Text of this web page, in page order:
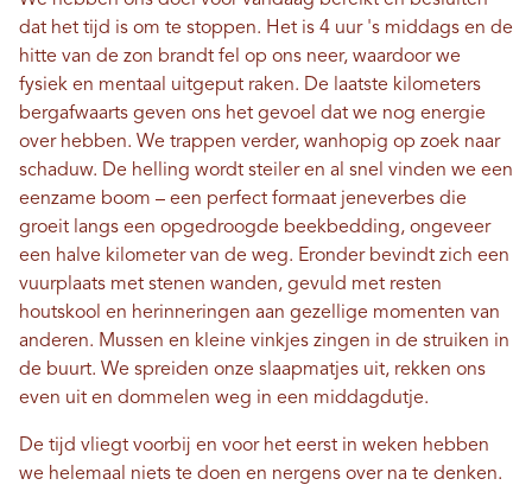
dat het tijd is om te stoppen. Het is 4 uur 's middags en de
hitte van de zon brandt fel op ons neer, waardoor we
fysiek en mentaal uitgeput raken. De laatste kilometers
bergafwaarts geven ons het gevoel dat we nog energie
over hebben. We trappen verder, wanhopig op zoek naar
schaduw. De helling wordt steiler en al snel vinden we een
eenzame boom – een perfect formaat jeneverbes die
groeit langs een opgedroogde beekbedding, ongeveer
een halve kilometer van de weg. Eronder bevindt zich een
vuurplaats met stenen wanden, gevuld met resten
houtskool en herinneringen aan gezellige momenten van
anderen. Mussen en kleine vinkjes zingen in de struiken in
de buurt. We spreiden onze slaapmatjes uit, rekken ons
even uit en dommelen weg in een middagdutje.
De tijd vliegt voorbij en voor het eerst in weken hebben
we helemaal niets te doen en nergens over na te denken.